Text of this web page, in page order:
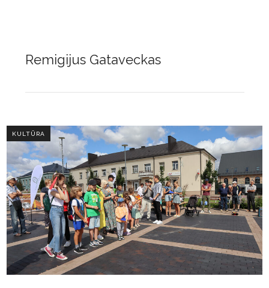
Remigijus Gataveckas
KULTŪRA